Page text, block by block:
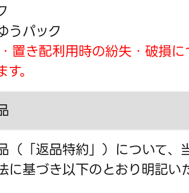
うパック
置き配利用時の紛失・破損
。
（「返品特約」）について、
に基づき以下のとおり明記い